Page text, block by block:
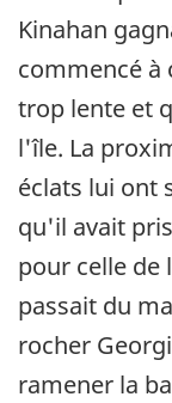
Kinahan
commencé
trop lente et
l'île. La
éclats lui ont
qu'il avait
pour celle de
passait du
rocher
ramener la